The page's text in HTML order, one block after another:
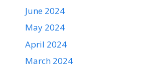
June 2024
May 2024
April 2024
March 2024